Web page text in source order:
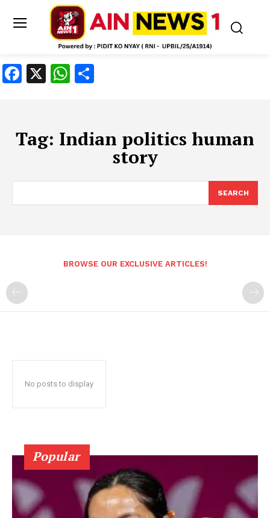
Facebook
X WhatsApp
Tag: Indian politics human
story
SEARCH
BROWSE OUR EXCLUSIVE ARTICLES!
No posts to display
Popular